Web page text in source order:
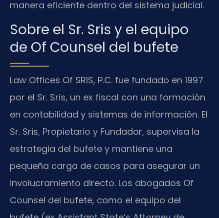
manera eficiente dentro del sistema judicial.
Sobre el Sr. Sris y el equipo
de Of Counsel del bufete
Law Offices Of SRIS, P.C. fue fundado en 1997
por el Sr. Sris, un ex fiscal con una formación
en contabilidad y sistemas de información. El
Sr. Sris, Propietario y Fundador, supervisa la
estrategia del bufete y mantiene una
pequeña carga de casos para asegurar un
involucramiento directo. Los abogados Of
Counsel del bufete, como el equipo del